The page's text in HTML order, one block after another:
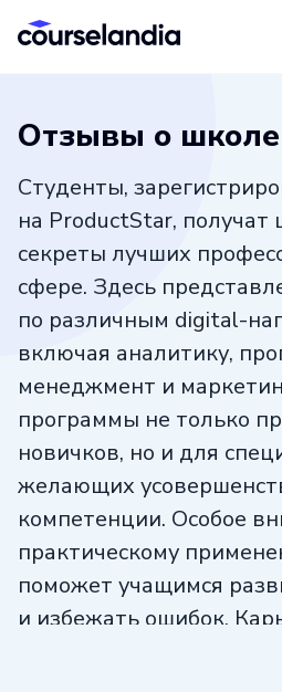
Отзывы о
Студенты,
на ProductStar, получат
секреты лучших
сфере. Здесь
по различным digital-
включая аналитику,
менеджмент и
программы не только
новичков, но и для
желающих
компетенции. Особое
практическому
поможет учащимся
и избежать ошибок.